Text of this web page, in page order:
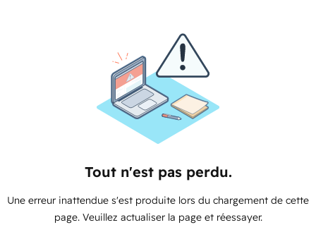
Tout n'est pas perdu.
Une erreur inattendue s'est produite lors du chargement de cette
page. Veuillez actualiser la page et réessayer.